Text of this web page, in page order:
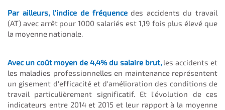
Par ailleurs, l'indice de fréquencedes accidents du travail
(AT) avec arrêt pour 1000 salariés est 1,19 fois plus élevé que
la moyenne nationale.
Avec un coût moyen de 4,4% du salaire brut,les accidents et
les maladies professionnelles en maintenance représentent
un gisement d'efficacité et d'amélioration des conditions de
travail particulièrement significatif. Et l'évolution de ces
indicateurs entre 2014 et 2015 et leur rapport à la moyenne